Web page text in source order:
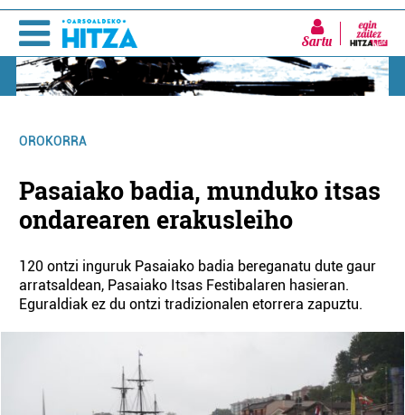
Sartu
OROKORRA
Pasaiako badia, munduko itsas
ondarearen erakusleiho
120 ontzi inguruk Pasaiako badia bereganatu dute gaur
arratsaldean, Pasaiako Itsas Festibalaren hasieran.
Eguraldiak ez du ontzi tradizionalen etorrera zapuztu.